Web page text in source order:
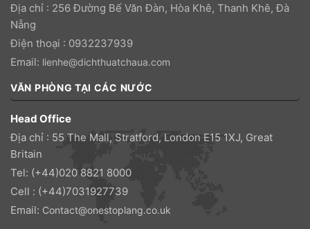
Địa chỉ : 256 Đường Bế Văn Đàn, Hòa Khê, Thanh Khê, Đà
Nẵng
Điện thoại : 0932237939
Email: lienhe@dichthuatchaua.com
VĂN PHÒNG TẠI CÁC NƯỚC
Head Office
Địa chỉ : 55 The Mall, Stratford, London E15 1XJ, Great
Britain
Tel: (+44)020 8821 8000
Cell : (+44)7031927739
Email: Contact@onestoplang.co.uk